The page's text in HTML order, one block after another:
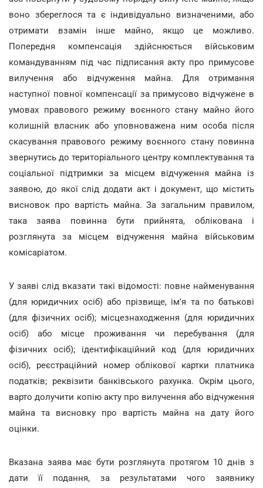
воно збереглося та є індивідуально визначеними, або
отримати взамін інше майно, якщо це можливо.
Попередня компенсація здійснюється військовим
командуванням під час підписання акту про примусове
вилучення або відчуження майна. Для отримання
наступної повної компенсації за примусово відчужене в
умовах правового режиму воєнного стану майно його
колишній власник або уповноважена ним особа після
скасування правового режиму воєнного стану повинна
звернутись до територіального центру комплектування та
соціальної підтримки за місцем відчуження майна із
заявою, до якої слід додати акт і документ, що містить
висновок про вартість майна. За загальним правилом,
така заява повинна бути прийнята, облікована і
розглянута за місцем відчуження майна військовим
комісаріатом.
У заяві слід вказати такі відомості: повне найменування
(для юридичних осіб) або прізвище, ім'я та по батькові
(для фізичних осіб); місцезнаходження (для юридичних
осіб) або місце проживання чи перебування (для
фізичних осіб); ідентифікаційний код (для юридичних
осіб), реєстраційний номер облікової картки платника
податків; реквізити банківського рахунка. Окрім цього,
варто долучити копію акту про вилучення або відчуження
майна та висновку про вартість майна на дату його
оцінки.
Вказана заява має бути розглянута протягом 10 днів з
дати її подання, за результатами чого заявнику